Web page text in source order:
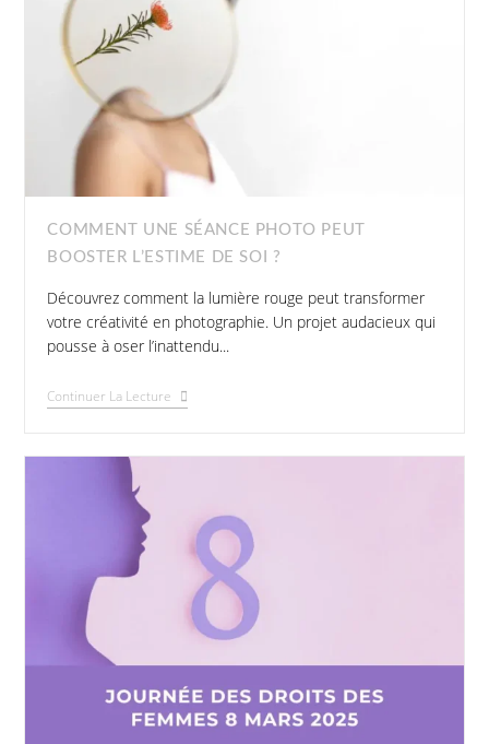
COMMENT UNE SÉANCE PHOTO PEUT
BOOSTER L’ESTIME DE SOI ?
Découvrez comment la lumière rouge peut transformer
votre créativité en photographie. Un projet audacieux qui
pousse à oser l’inattendu...
Continuer La Lecture